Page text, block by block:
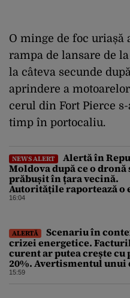
O minge de foc uriașă
rampa de lansare de
la câteva secunde
aprindere a
cerul din Fort Pierce
timp în portocaliu.
NEWS ALERT
Alertă în
Moldova după ce o dronă
prăbușit în țara vecină.
Autoritățile raportează o
urmată de incendiu
16:04
ALERTĂ
Scenariu în
crizei energetice.
curent ar putea crește cu
20%. Avertismentul unui
în energie
15:59